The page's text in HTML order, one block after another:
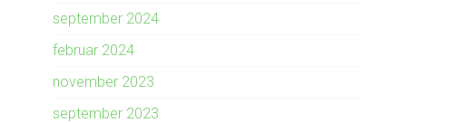
september 2024
februar 2024
november 2023
september 2023